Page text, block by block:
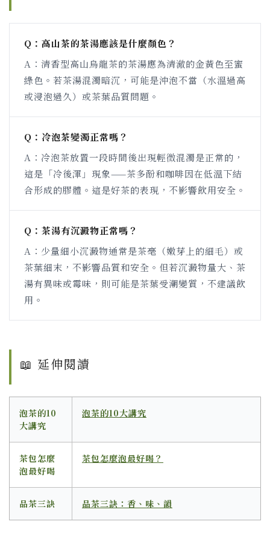
Q：高山茶的茶湯應該是什麼顏色？
A：清香型高山烏龍茶的茶湯應為清澈的金黃色至蜜
綠色。若茶湯混濁暗沉，可能是沖泡不當（水溫過高
或浸泡過久）或茶葉品質問題。
Q：冷泡茶變濁正常嗎？
A：冷泡茶放置一段時間後出現輕微混濁是正常的，
這是「冷後渾」現象——茶多酚和咖啡因在低溫下結
合形成的膠體。這是好茶的表現，不影響飲用安全。
Q：茶湯有沉澱物正常嗎？
A：少量細小沉澱物通常是茶毫（嫩芽上的細毛）或
茶葉細末，不影響品質和安全。但若沉澱物量大、茶
湯有異味或霉味，則可能是茶葉受潮變質，不建議飲
用。
📖 延伸閱讀
泡茶的10
大講究
泡茶的10大講究
茶包怎麼
泡最好喝
茶包怎麼泡最好喝？
品茶三訣 品茶三訣：香、味、韻